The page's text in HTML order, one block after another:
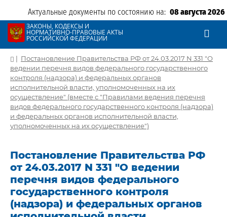
Актуальные документы по состоянию на: 08 августа 2026
ЗАКОНЫ, КОДЕКСЫ И
НОРМАТИВНО-ПРАВОВЫЕ АКТЫ
РОССИЙСКОЙ ФЕДЕРАЦИИ
| Постановление Правительства РФ от 24.03.2017 N 331 "О
ведении перечня видов федерального государственного
контроля (надзора) и федеральных органов
исполнительной власти, уполномоченных на их
осуществление" (вместе с "Правилами ведения перечня
видов федерального государственного контроля (надзора)
и федеральных органов исполнительной власти,
уполномоченных на их осуществление")
Постановление Правительства РФ
от 24.03.2017 N 331 "О ведении
перечня видов федерального
государственного контроля
(надзора) и федеральных органов